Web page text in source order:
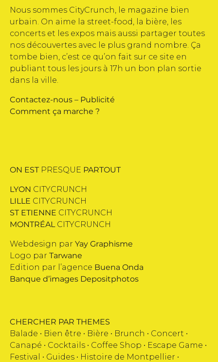
Nous sommes CityCrunch, le magazine bien
urbain. On aime la street-food, la bière, les
concerts et les expos mais aussi partager toutes
nos découvertes avec le plus grand nombre. Ça
tombe bien, c’est ce qu’on fait sur ce site en
publiant tous les jours à 17h un bon plan sortie
dans la ville.
Contactez-nous – Publicité
Comment ça marche ?
ON EST PRESQUE PARTOUT
LYON CITYCRUNCH
LILLE CITYCRUNCH
ST ETIENNE CITYCRUNCH
MONTRÉAL CITYCRUNCH
Webdesign par Yay Graphisme
Logo par Tarwane
Edition par l’agence Buena Onda
Banque d’images Depositphotos
CHERCHER PAR THEMES
Balade • Bien être • Bière • Brunch • Concert •
Canapé • Cocktails • Coffee Shop • Escape Game •
Festival
• Guides • Histoire de Montpellier •